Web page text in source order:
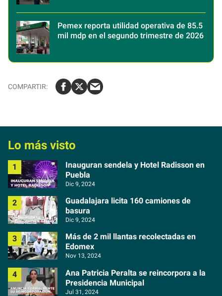
Pemex reporta utilidad operativa de 85.5
mil mdp en el segundo trimestre de 2026
Lo más visto
Inauguran sendela y Hotel Radisson en
Puebla
Dic 9, 2024
Guadalajara licita 160 camiones de
basura
Dic 9, 2024
Más de 2 mil llantas recolectadas en
Edomex
Nov 13, 2024
Ana Patricia Peralta se reincorpora a la
Presidencia Municipal
Jul 31, 2024